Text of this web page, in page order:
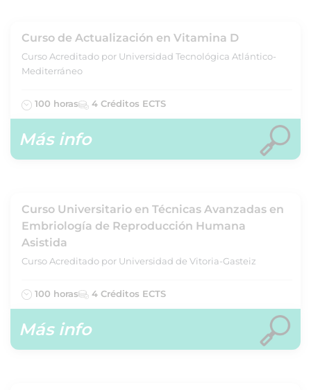
Curso de Actualización en Vitamina D
Curso Acreditado por Universidad Tecnológica Atlántico-
Mediterráneo
100 horas 4 Créditos ECTS
Más info
Curso Universitario en Técnicas Avanzadas en
Embriología de Reproducción Humana
Asistida
Curso Acreditado por Universidad de Vitoria-Gasteiz
100 horas 4 Créditos ECTS
Más info